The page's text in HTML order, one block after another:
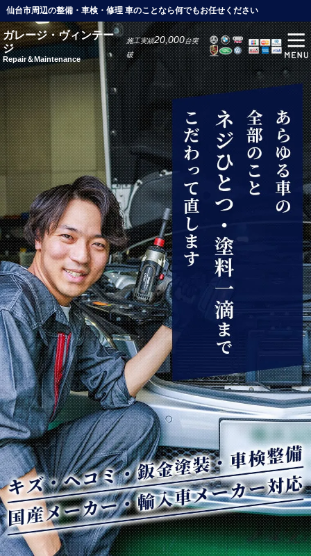
仙台市周辺の整備・車検・修理 車のことなら何でもお任せください
ガレージ・ヴィンテー
ジ
Repair＆Maintenance
施工実績20,000台突
破